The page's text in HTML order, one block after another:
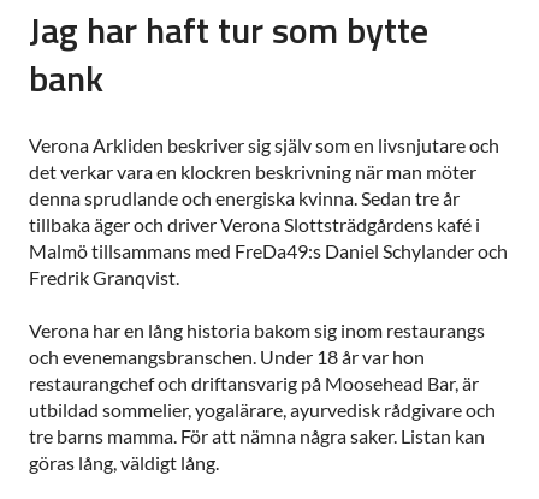
Jag har haft tur som bytte
bank
Verona Arkliden beskriver sig själv som en livsnjutare och
det verkar vara en klockren beskrivning när man möter
denna sprudlande och energiska kvinna. Sedan tre år
tillbaka äger och driver Verona Slottsträdgårdens kafé i
Malmö tillsammans med FreDa49:s Daniel Schylander och
Fredrik Granqvist.
Verona har en lång historia bakom sig inom restaurangs
och evenemangsbranschen. Under 18 år var hon
restaurangchef och driftansvarig på Moosehead Bar, är
utbildad sommelier, yogalärare, ayurvedisk rådgivare och
tre barns mamma. För att nämna några saker. Listan kan
göras lång, väldigt lång.